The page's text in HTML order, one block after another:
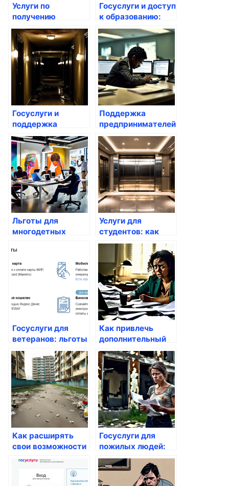
Услуги по
получению
профильного
образования
Госуслуги и доступ
к образованию:
какие
возможности
существуют?
Госуслуги и
поддержка
женщин: какие
инициативы
действуют?
Поддержка
предпринимателей:
какие льготы есть
на Госуслугах
Льготы для
многодетных
Услуги для
студентов: как
получить справки
через Госуслуги
Госуслуги для
ветеранов: льготы
и преимущества
Как привлечь
дополнительный
ресурс через
госуслуги
Как расширять
свои возможности
через госуслуги
Госуслуги для
пожилых людей:
какие
возможности
открыты?